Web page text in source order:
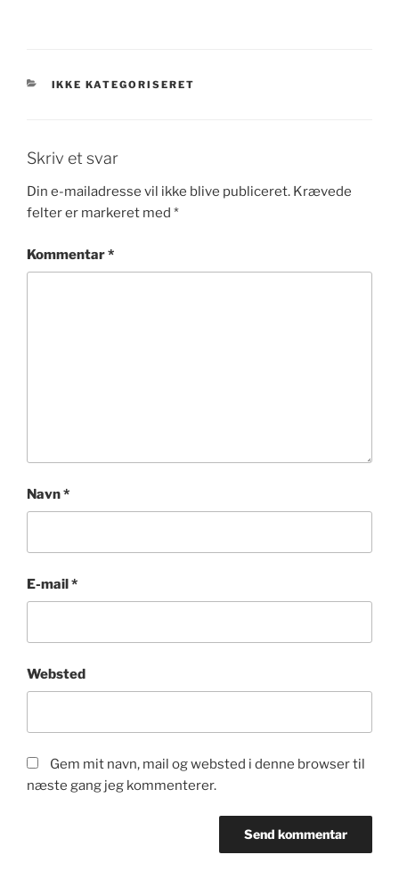
KATEGORIER
IKKE KATEGORISERET
Skriv et svar
Din e-mailadresse vil ikke blive publiceret. Krævede
felter er markeret med *
Kommentar*
Navn*
E-mail*
Websted
Gem mit navn, mail og websted i denne browser til
næste gang jeg kommenterer.